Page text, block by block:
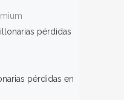
pérdidas en